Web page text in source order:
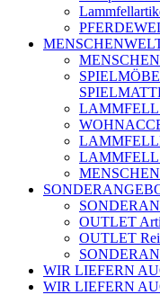
LAMMFELL
LAMMFELL
OUTLET
OUTLET
WIR LIEFERN
WIR LIEFERN